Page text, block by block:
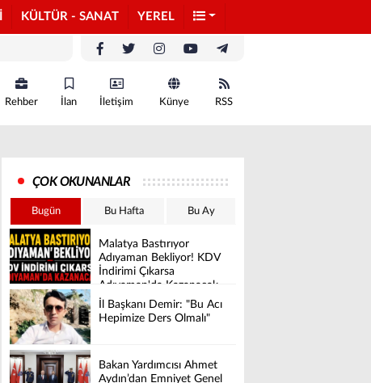
KÜLTÜR - SANAT YEREL
Rehber İlan İletişim Künye RSS
ÇOK OKUNANLAR
Bugün Bu Hafta Bu Ay
Malatya Bastırıyor
Adıyaman Bekliyor! KDV
İndirimi Çıkarsa
Adıyaman'da Kazanacak
İl Başkanı Demir: "Bu Acı
Hepimize Ders Olmalı"
Bakan Yardımcısı Ahmet
Aydın’dan Emniyet Genel